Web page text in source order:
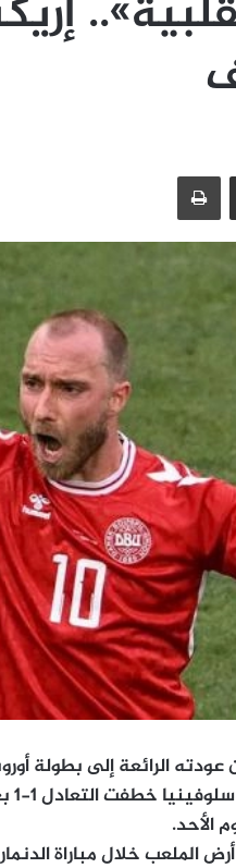
مشاركة عبر البريد طباعة